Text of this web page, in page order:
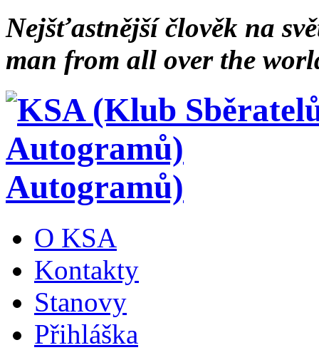
Nejšťastnější člověk na
man from all over the
Autogramů)
O KSA
Kontakty
Stanovy
Přihláška